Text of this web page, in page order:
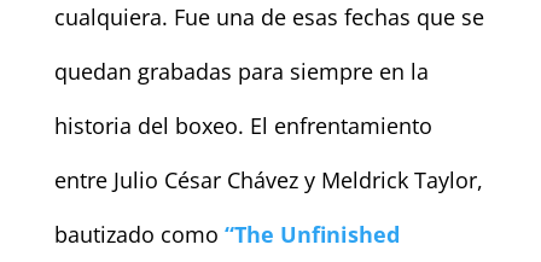
cualquiera. Fue una de esas fechas que se
quedan grabadas para siempre en la
historia del boxeo. El enfrentamiento
entre Julio César Chávez y Meldrick Taylor,
bautizado como “The Unfinished